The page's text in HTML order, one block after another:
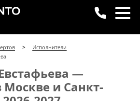
Исполнители
—
и Санкт-